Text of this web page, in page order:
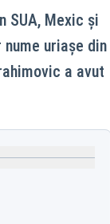
SUA, Mexic și
uriașe din
a avut